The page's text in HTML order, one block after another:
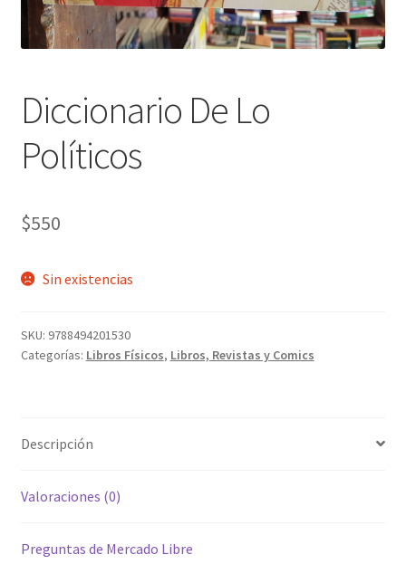
Diccionario De Lo
Políticos
$550
Sin existencias
SKU: 9788494201530
Categorías: Libros Físicos, Libros, Revistas y Comics
Descripción
Valoraciones (0)
Preguntas de Mercado Libre